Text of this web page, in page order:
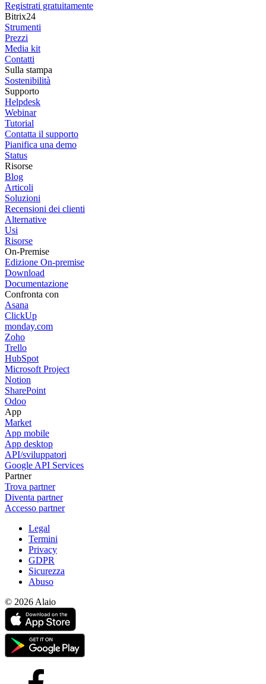
Registrati gratuitamente
Bitrix24
Strumenti
Prezzi
Media kit
Contatti
Sulla stampa
Sostenibilità
Supporto
Helpdesk
Webinar
Tutorial
Contatta il supporto
Pianifica una demo
Status
Risorse
Blog
Articoli
Soluzioni
Recensioni dei clienti
Alternative
Usi
Risorse
On-Premise
Edizione On-premise
Download
Documentazione
Confronta con
Asana
ClickUp
monday.com
Zoho
Trello
HubSpot
Microsoft Project
Notion
SharePoint
Odoo
App
Market
App mobile
App desktop
API/sviluppatori
Google API Services
Partner
Trova partner
Diventa partner
Accesso partner
Legal
Termini
Privacy
GDPR
Sicurezza
Abuso
© 2026 Alaio